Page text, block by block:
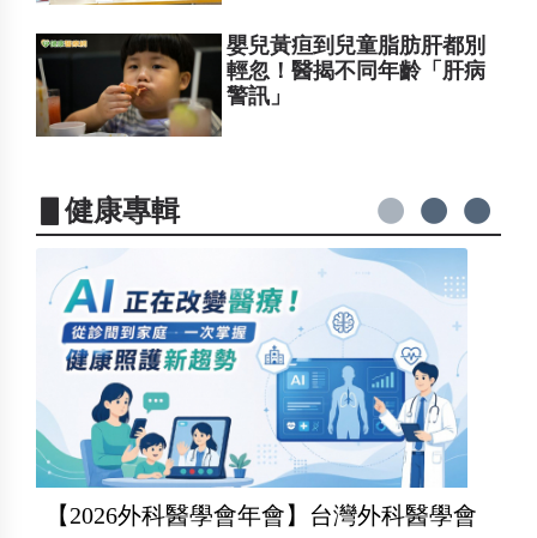
嬰兒黃疸到兒童脂肪肝都別
輕忽！醫揭不同年齡「肝病
警訊」
▋健康專輯
【2026外科醫學會年會】台灣外科醫學會